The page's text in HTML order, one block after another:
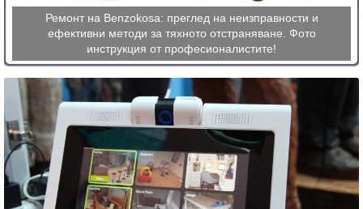
Ремонт на Benzokosa: преглед на неизправности и
ефективни методи за тяхното отстраняване. Фото
инструкция от професионалистите!